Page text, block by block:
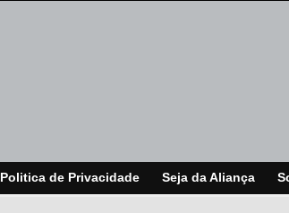
Politica de Privacidade Seja da Aliança